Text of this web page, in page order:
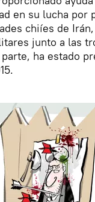
en su lucha por
chiíes de
junto a las
ha estado